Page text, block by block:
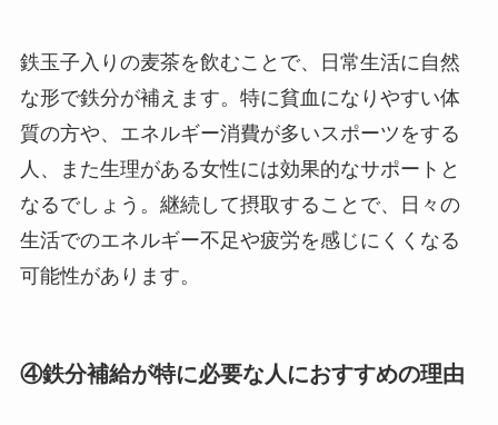
鉄玉子入りの麦茶を飲むことで、日常生活に自然
な形で鉄分が補えます。特に貧血になりやすい体
質の方や、エネルギー消費が多いスポーツをする
人、また生理がある女性には効果的なサポートと
なるでしょう。継続して摂取することで、日々の
生活でのエネルギー不足や疲労を感じにくくなる
可能性があります。
④鉄分補給が特に必要な人におすすめの理由